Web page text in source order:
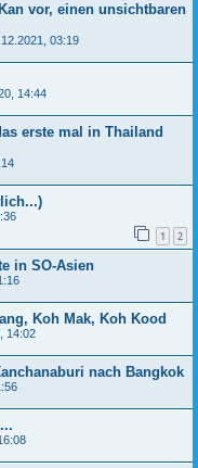
vor, einen unsichtbaren
03:19
14:44
erste mal in Thailand
1 2
in SO-Asien
Koh Mak, Koh Kood
14:02
nach Bangkok